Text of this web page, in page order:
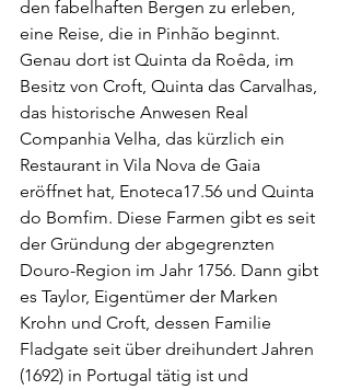
den fabelhaften Bergen zu erleben,
eine Reise, die in Pinhão beginnt.
Genau dort ist Quinta da Roêda, im
Besitz von Croft, Quinta das Carvalhas,
das historische Anwesen Real
Companhia Velha, das kürzlich ein
Restaurant in Vila Nova de Gaia
eröffnet hat, Enoteca17.56 und Quinta
do Bomfim. Diese Farmen gibt es seit
der Gründung der abgegrenzten
Douro-Region im Jahr 1756. Dann gibt
es Taylor, Eigentümer der Marken
Krohn und Croft, dessen Familie
Fladgate seit über dreihundert Jahren
(1692) in Portugal tätig ist und